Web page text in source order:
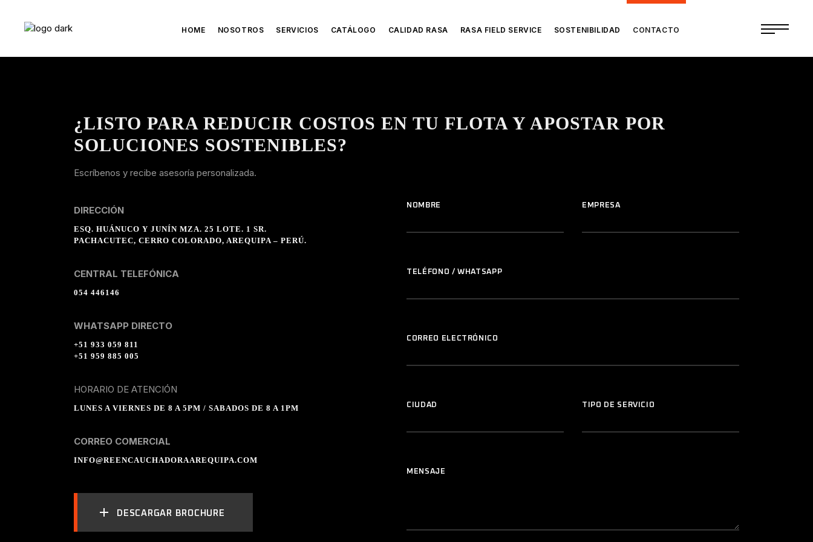
HOME NOSOTROS SERVICIOS CATÁLOGO CALIDAD RASA RASA FIELD SERVICE SOSTENIBILIDAD CONTACTO
¿LISTO PARA REDUCIR COSTOS EN TU FLOTA Y APOSTAR POR
SOLUCIONES SOSTENIBLES?
Escríbenos y recibe asesoría personalizada.
DIRECCIÓN
ESQ. HUÁNUCO Y JUNÍN MZA. 25 LOTE. 1 SR.
PACHACUTEC, CERRO COLORADO, AREQUIPA – PERÚ.
CENTRAL TELEFÓNICA
054 446146
WHATSAPP DIRECTO
+51 933 059 811
+51 959 885 005
HORARIO DE ATENCIÓN
LUNES A VIERNES DE 8 A 5PM / SABADOS DE 8 A 1PM
CORREO COMERCIAL
INFO@REENCAUCHADORAAREQUIPA.COM
DESCARGAR BROCHURE
NOMBRE EMPRESA
TELÉFONO / WHATSAPP
CORREO ELECTRÓNICO
CIUDAD TIPO DE SERVICIO
MENSAJE